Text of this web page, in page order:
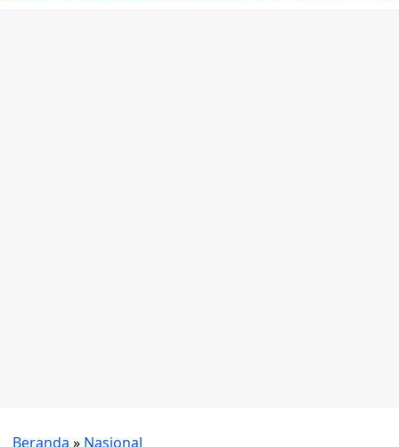
Beranda » Nasional